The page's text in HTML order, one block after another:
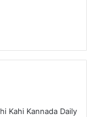
Kahi Kannada Daily